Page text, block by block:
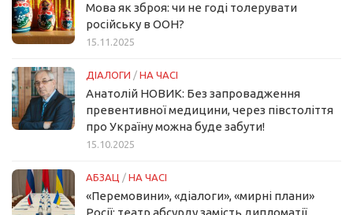
Мова як зброя: чи не годі толерувати
російську в ООН?
15.11.2025
ДІАЛОГИ / НА ЧАСІ
Анатолій НОВИК: Без запровадження
превентивної медицини, через півстоліття
про Україну можна буде забути!
15.10.2025
АБЗАЦ / НА ЧАСІ
«Перемовини», «діалоги», «мирні плани»